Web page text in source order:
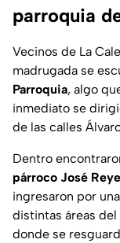
parroquia
Vecinos de La
madrugada se
Parroquia, algo
inmediato se
de las calles
Dentro
párroco José
ingresaron por
distintas áreas
donde se